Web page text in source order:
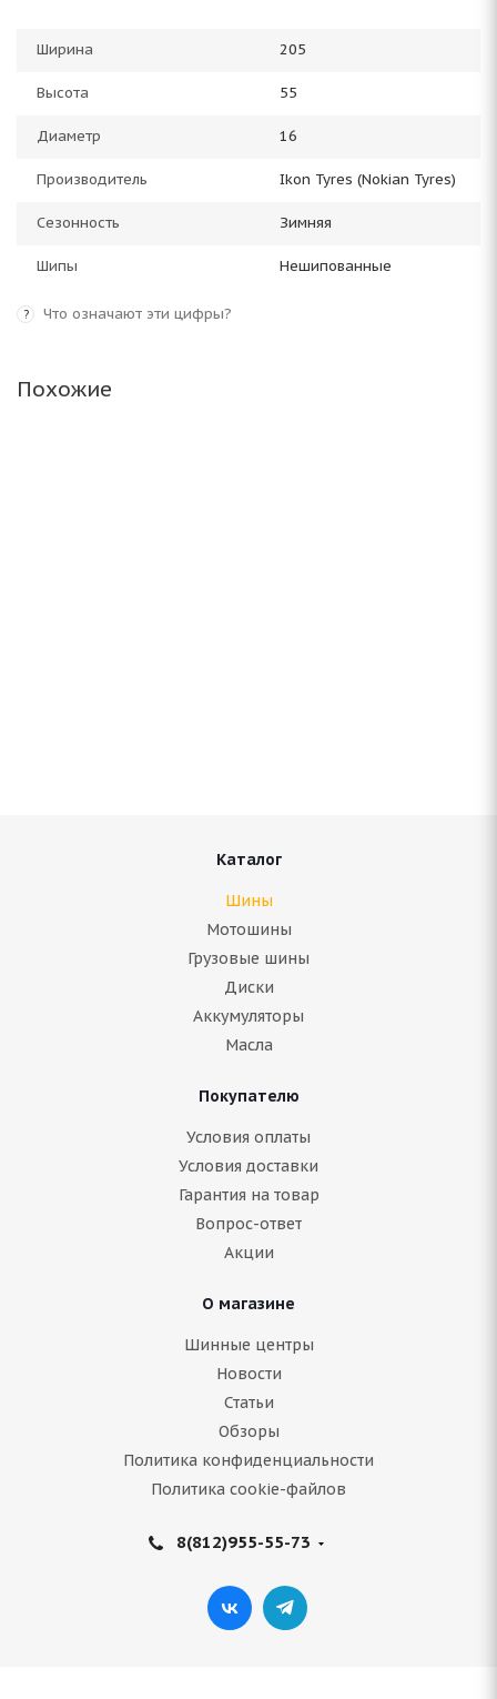
Ширина 205
Высота 55
Диаметр 16
Производитель Ikon Tyres (Nokian Tyres)
Сезонность Зимняя
Шипы Нешипованные
? Что означают эти цифры?
Похожие
ARIVO Carlorful A/S 205/55 R16 94V
В наличии (менее 4 шт.)
Каталог
Шины
Мотошины
Грузовые шины
Диски
Аккумуляторы
Масла
Покупателю
Условия оплаты
Условия доставки
Гарантия на товар
Вопрос-ответ
Акции
О магазине
Шинные центры
Новости
Статьи
Обзоры
Политика конфиденциальности
Политика cookie-файлов
8(812)955-55-73